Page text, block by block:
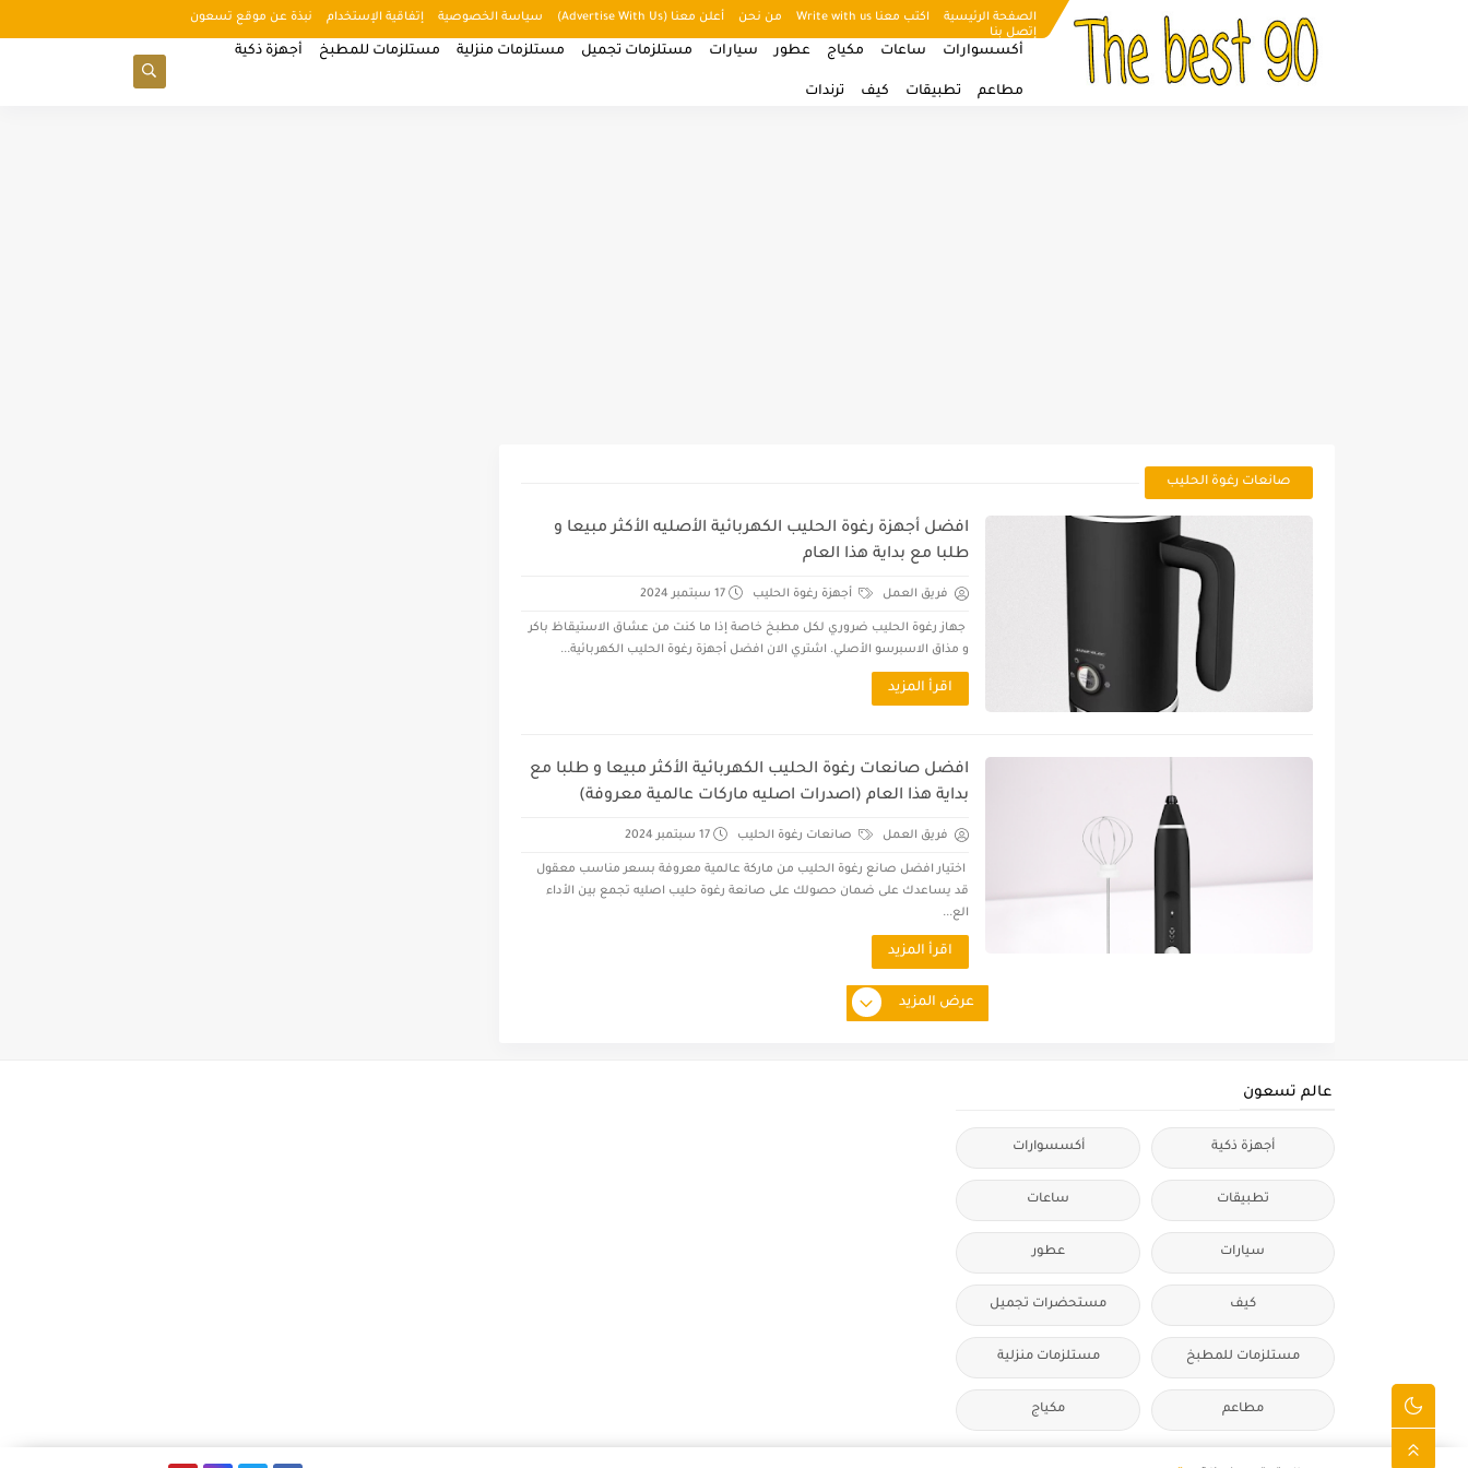
الصفحة الرئيسية اكتب معنا Write with us من نحن أعلن معنا (Advertise With Us) سياسة الخصوصية إتفاقية الإستخدام
نبذة عن موقع تسعون
إتصل بنا
أكسسوارات ساعات مكياج عطور سيارات مستلزمات تجميل مستلزمات منزلية مستلزمات للمطبخ أجهزة ذكية
مطاعم تطبيقات كيف ترندات
صانعات رغوة الحليب
افضل أجهزة رغوة الحليب الكهربائية الأصليه الأكثر مبيعا و
طلبا مع بداية هذا العام
فريق العمل أجهزة رغوة الحليب 17 سبتمبر 2024
جهاز رغوة الحليب ضروري لكل مطبخ خاصة إذا ما كنت من عشاق الاستيقاظ باكر
و مذاق الاسبرسو الأصلي. اشتري الان افضل أجهزة رغوة الحليب الكهربائية...
اقرأ المزيد
افضل صانعات رغوة الحليب الكهربائية الأكثر مبيعا و طلبا مع
بداية هذا العام (اصدرات اصليه ماركات عالمية معروفة)
فريق العمل صانعات رغوة الحليب 17 سبتمبر 2024
اختيار افضل صانع رغوة الحليب من ماركة عالمية معروفة بسعر مناسب معقول
قد يساعدك على ضمان حصولك على صانعة رغوة حليب اصليه تجمع بين الأداء
الع...
اقرأ المزيد
عرض المزيد
عالم تسعون
أجهزة ذكية أكسسوارات
تطبيقات ساعات
سيارات عطور
كيف مستحضرات تجميل
مستلزمات للمطبخ مستلزمات منزلية
مطاعم مكياج